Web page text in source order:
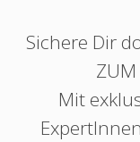
Sichere Dir
ZUM
Mit